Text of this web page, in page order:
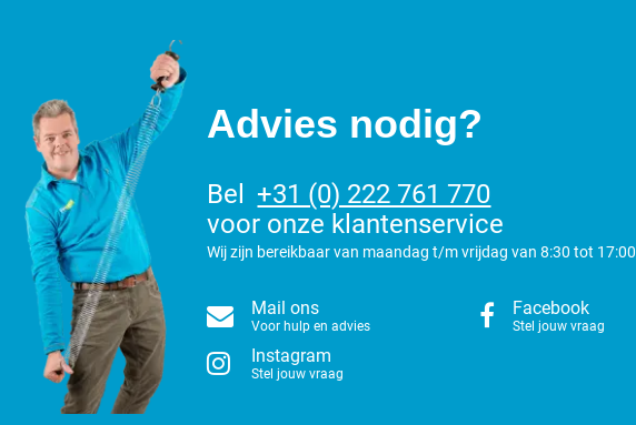
Advies nodig?
Bel
+31 (0) 222 761 770
voor onze klantenservice
Wij zijn bereikbaar van maandag t/m vrijdag van 8:30 tot 17:00
Mail ons
Voor hulp en advies
Facebook
Stel jouw vraag
Instagram
Stel jouw vraag